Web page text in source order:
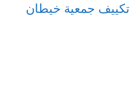
جمعية خيطان